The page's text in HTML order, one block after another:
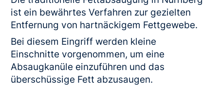
ist ein bewährtes Verfahren zur gezielten
Entfernung von hartnäckigem Fettgewebe.
Bei diesem Eingriff werden kleine
Einschnitte vorgenommen, um eine
Absaugkanüle einzuführen und das
überschüssige Fett abzusaugen.